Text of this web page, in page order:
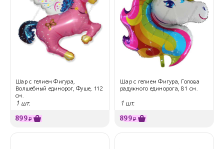
Шар с гелием Фигура,
Волшебный единорог, Фуше, 112
см.
1 шт.
899₽
Шар с гелием Фигура, Голова
радужного единорога, 81 см.
1 шт.
899₽